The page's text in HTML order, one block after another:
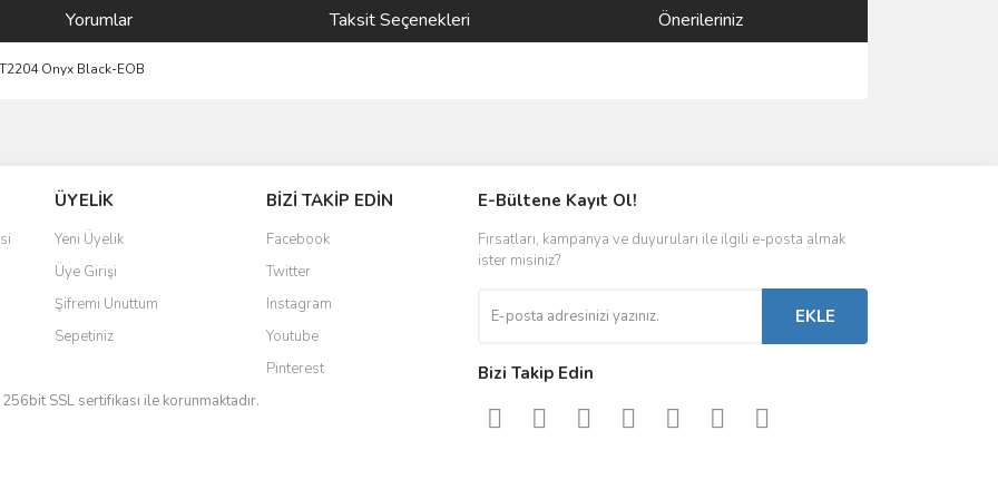
Yorumlar Taksit Seçenekleri Önerileriniz
Onyx Black-EOB
ÜYELİK
Yeni Üyelik
Üye Girişi
Şifremi Unuttum
Sepetiniz
BİZİ TAKİP EDİN
Facebook
Twitter
Instagram
Youtube
Pinterest
SSL sertifikası ile korunmaktadır.
E-Bültene Kayıt Ol!
Fırsatları, kampanya ve duyuruları ile ilgili e-posta almak
ister misiniz?
EKLE
Bizi Takip Edin